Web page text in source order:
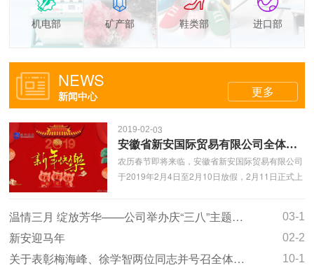
机电部 矿产部 鞋类部 进口部
NEWS
新闻中心 更多
03
2019-02
安徽省新安国际贸易有限公司全体员工恭祝海内外朋友新春快乐！
农历春节即将来临，安徽省新安国际贸易有限公司
于2019年2月4日至2月10日放假，2月11日正式上
03-13
温情三月 绽放芳华——公司举办庆“三八”主题系列活动
02-24
新安迎马年
10-14
关于表彰梅海峰、徐学智两位同志并号召全体员工学习的通报